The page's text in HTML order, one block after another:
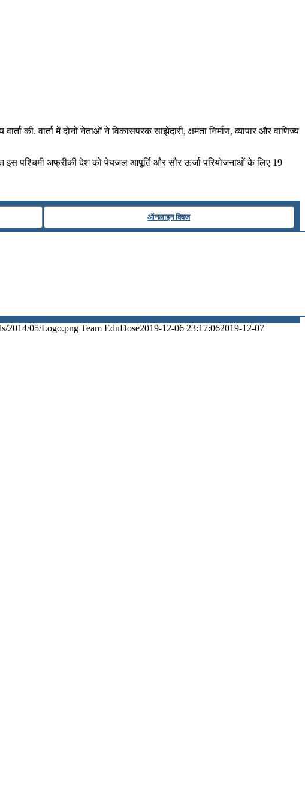
की. वार्ता में दोनों नेताओं ने विकासपरक साझेदारी, क्षमता निर्माण, व्‍यापार और वाणिज्‍य
इस पश्चिमी अफ्रीकी देश को पेयजल आपूर्ति और सौर ऊर्जा परियोजनाओं के लिए 19
ऑनलाइन क्विज
2014/05/Logo.png Team EduDose2019-12-06 23:17:062019-12-07